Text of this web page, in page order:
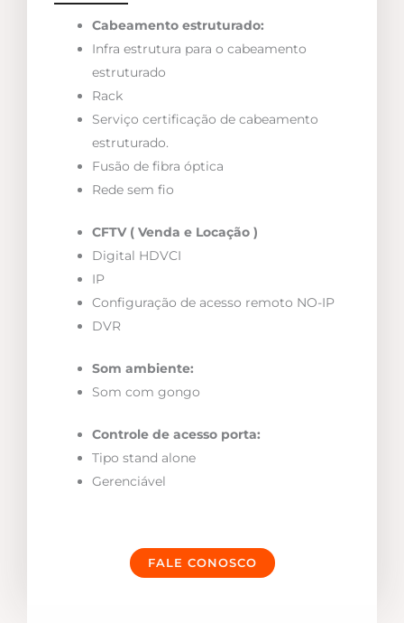
Cabeamento estruturado:
Infra estrutura para o cabeamento
estruturado
Rack
Serviço certificação de cabeamento
estruturado.
Fusão de fibra óptica
Rede sem fio
CFTV ( Venda e Locação )
Digital HDVCI
IP
Configuração de acesso remoto NO-IP
DVR
Som ambiente:
Som com gongo
Controle de acesso porta:
Tipo stand alone
Gerenciável
FALE CONOSCO